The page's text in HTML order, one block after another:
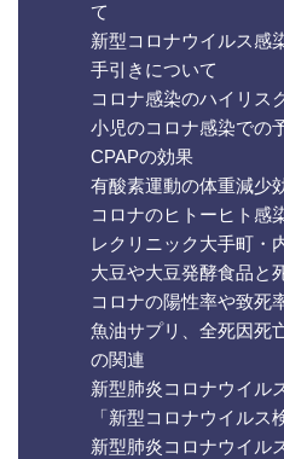
て
新型コロナウイルス感
手引きについて
コロナ感染のハイリス
小児のコロナ感染での
CPAPの効果
有酸素運動の体重減少
コロナのヒトーヒト感
レクリニック大手町・
大豆や大豆発酵食品と
コロナの陽性率や致死
魚油サプリ、全死因死
の関連
新型肺炎コロナウイル
「新型コロナウイルス
新型肺炎コロナウイル